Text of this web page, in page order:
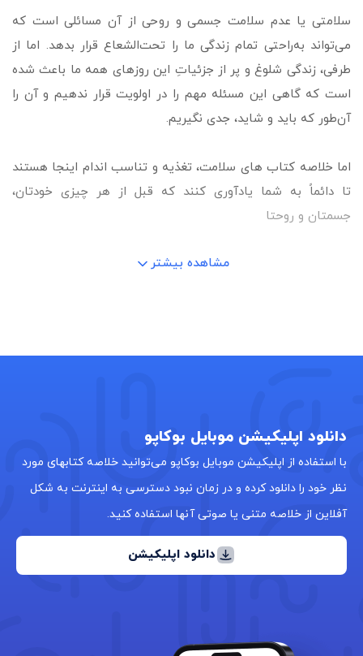
سلامتی یا عدم سلامت جسمی و روحی از آن مسائلی است که
می‌تواند به‌راحتی تمام زندگی ما را تحت‌الشعاع قرار بدهد. اما از
طرفی، زندگی شلوغ و پر از جزئیاتِ این روزهای همه ما باعث شده
است که گاهی این مسئله مهم را در اولویت قرار ندهیم و آن را
آن‌طور که باید و شاید، جدی نگیریم.
اما خلاصه کتاب های سلامت، تغذیه و تناسب اندام اینجا هستند
تا دائماً به شما یادآوری کنند که قبل از هر چیزی خودتان،
جسمتان و روحتا
مشاهده بیشتر
دانلود اپلیکیشن موبایل بوکاپو
با استفاده از اپلیکیشن موبایل بوکاپو می‌توانید خلاصه کتابهای مورد
نظر خود را دانلود کرده و در زمان نبود دسترسی به اینترنت به شکل
آفلاین از خلاصه متنی یا صوتی آنها استفاده کنید.
دانلود اپلیکیشن